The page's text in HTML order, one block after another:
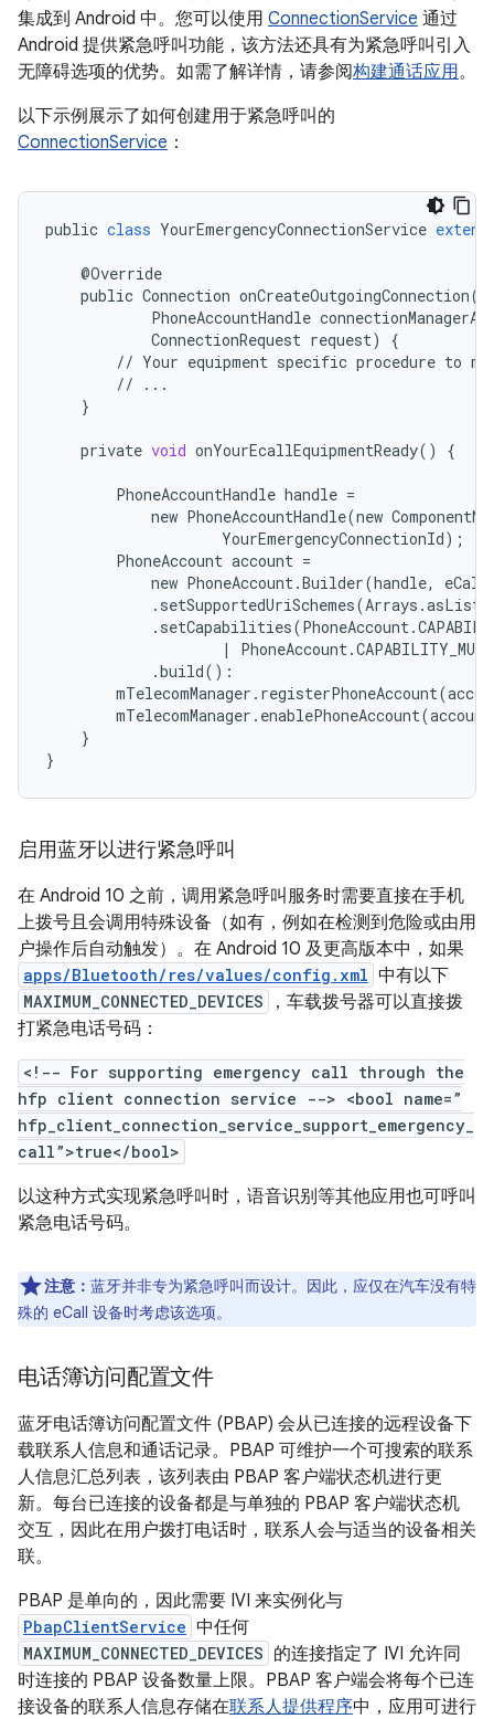
集成到 Android 中。您可以使用 ConnectionService 通过
Android 提供紧急呼叫功能，该方法还具有为紧急呼叫引入
无障碍选项的优势。如需了解详情，请参阅构建通话应用。
以下示例展示了如何创建用于紧急呼叫的
ConnectionService ：
public class YourEmergencyConnectionService
@Override
public Connection onCreateOutgoingConnection(
PhoneAccountHandle
ConnectionRequest request)
{
// Your equipment specific procedure to
//
...
}
private void onYourEcallEquipmentReady() {
PhoneAccountHandle handle =
new PhoneAccountHandle(new
YourEmergencyConnectionId);
PhoneAccount account =
new PhoneAccount.Builder(handle,
. setSupportedUriSchemes(Arrays .asList
. setCapabilities(PhoneAccount.
|
PhoneAccount.
.build():
mTelecomManager . registerPhoneAccount(
mTelecomManager . enablePhoneAccount(account
}
}
启用蓝牙以进行紧急呼叫
在 Android 10 之前，调用紧急呼叫服务时需要直接在手机
上拨号且会调用特殊设备（如有，例如在检测到危险或由用
户操作后自动触发）。在 Android 10 及更高版本中，如果
apps/Bluetooth/res/values/config.xml 中有以下
MAXIMUM_CONNECTED_DEVICES
，车载拨号器可以直接拨
打紧急电话号码：
<!-- For supporting emergency call through the
hfp client connection service --> <bool name=”
hfp_client_connection_service_support_emergency_
call”>true</bool>
以这种方式实现紧急呼叫时，语音识别等其他应用也可呼叫
紧急电话号码。
注意： 蓝牙并非专为紧急呼叫而设计。因此，应仅在汽车没有特
殊的 eCall 设备时考虑该选项。
电话簿访问配置文件
蓝牙电话簿访问配置文件 (PBAP) 会从已连接的远程设备下
载联系人信息和通话记录。PBAP 可维护一个可搜索的联系
人信息汇总列表，该列表由 PBAP 客户端状态机进行更
新。每台已连接的设备都是与单独的 PBAP 客户端状态机
交互，因此在用户拨打电话时，联系人会与适当的设备相关
联。
PBAP 是单向的，因此需要 IVI 来实例化与
PbapClientService 中任何
MAXIMUM_CONNECTED_DEVICES 的连接指定了 IVI 允许同
时连接的 PBAP 设备数量上限。PBAP 客户端会将每个已连
接设备的联系人信息存储在联系人提供程序中，应用可进行